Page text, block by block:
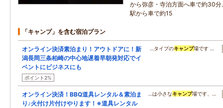
から弥彦・寺泊方面へ車で約30
駅から車で約15
「キャンプ」を含む宿泊プラン
オンライン決済素泊まり！アウトドアに！新
潟長岡三条柏崎の中心地遅着早朝発対応でイ
ベントにビジネスにも
ポイント2%
…タイプのキャンプ場です …
オンライン決済！BBQ道具レンタル＆素泊ま
り♪火付け片付けやります！※道具レンタル
…は小さなキャンプ場です、…